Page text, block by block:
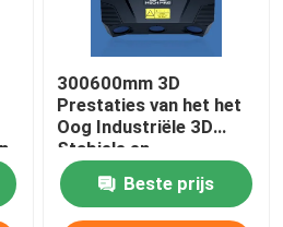
Dekking
300600mm 3D
Prestaties van het het
Oog Industriële 3D
Stabiele en
Betrouwbare Aftasten
van Mech van de
Robotvisie
Beste prijs